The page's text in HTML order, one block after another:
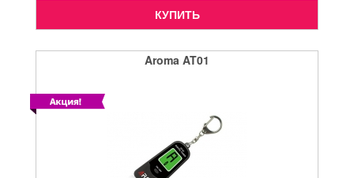
КУПИТЬ
Aroma AT01